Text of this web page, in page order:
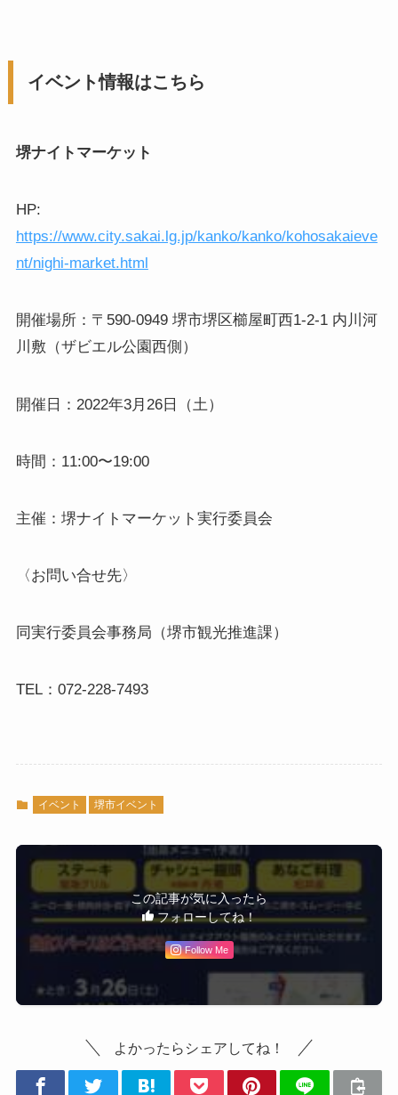
イベント情報はこちら
堺ナイトマーケット
HP:
https://www.city.sakai.lg.jp/kanko/kanko/kohosakaieve
nt/nighi-market.html
開催場所：〒590-0949 堺市堺区櫛屋町西1-2-1 内川河
川敷（ザビエル公園西側）
開催日：2022年3月26日（土）
時間：11:00〜19:00
主催：堺ナイトマーケット実行委員会
〈お問い合せ先〉
同実行委員会事務局（堺市観光推進課）
TEL：072-228-7493
イベント 堺市イベント
この記事が気に入ったら
フォローしてね！
Follow Me
よかったらシェアしてね！